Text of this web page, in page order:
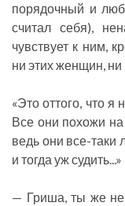
порядочный и
считал себя),
чувствует к ним,
ни этих женщин, ни
«Это оттого, что
Все они похожи
ведь они все-таки
и тогда уж судить...»
— Гриша, ты же не